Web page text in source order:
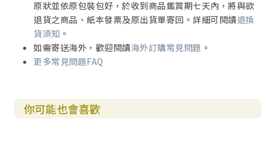
原狀並依原包裝包好，於收到商品鑑賞期七天內，將與欲
退貨之商品、紙本發票及原出貨單寄回。詳細可閱讀退換
貨須知 。
如需寄送海外，歡迎閱讀海外訂購常見問題 。
更多常見問題FAQ
你可能也會喜歡